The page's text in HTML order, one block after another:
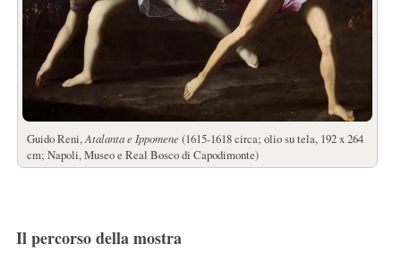
Guido Reni,Atalanta e Ippomene (1615-1618 circa; olio su tela, 192 x 264
cm; Napoli, Museo e Real Bosco di Capodimonte)
Il percorso della mostra